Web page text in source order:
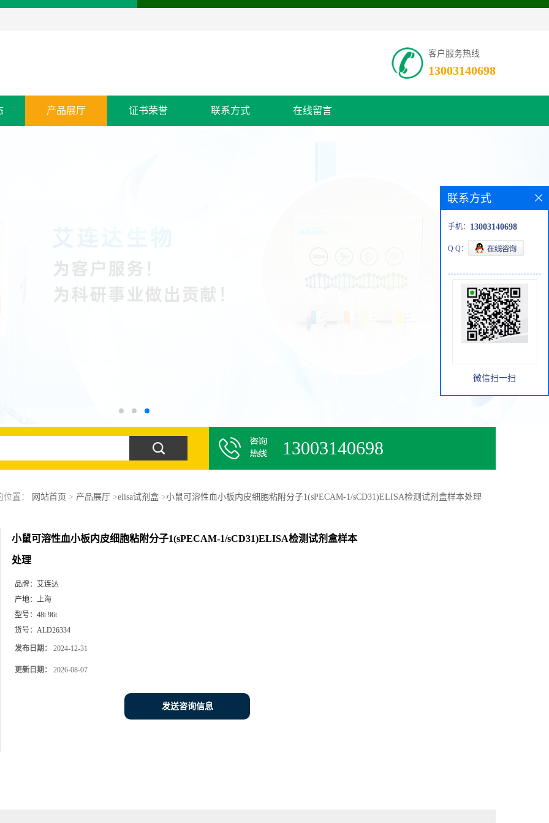
客户服务热线
13003140698
产品展厅 证书荣誉 联系方式 在线留言
13003140698
位置： 网站首页 > 产品展厅 >elisa试剂盒>小鼠可溶性血小板内皮细胞粘附分子1(sPECAM-1/sCD31)ELISA检测试剂盒样本处理
小鼠可溶性血小板内皮细胞粘附分子1(sPECAM-1/sCD31)ELISA检测试剂盒样本
处理
品牌： 艾连达
产地： 上海
型号： 48t 96t
货号： ALD26334
发布日期： 2024-12-31
更新日期： 2026-08-07
发送咨询信息
联系方式
手机： 13003140698
Q Q：
微信扫一扫